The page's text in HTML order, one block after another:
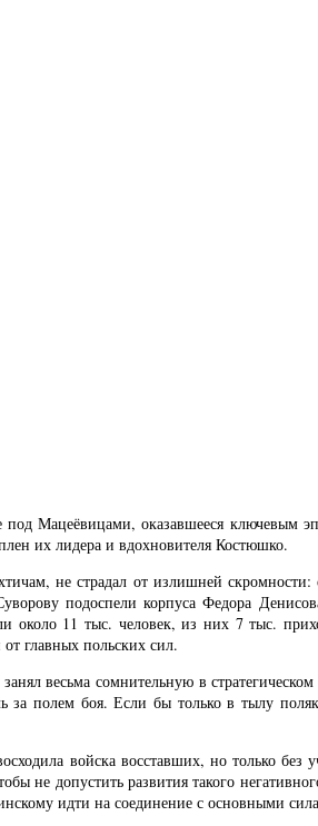
под Мацеёвицами, оказавшееся
их лидера и вдохновителя Костюшко.
не страдал от излишней
подоспели корпуса Федора
около 11 тыс. человек, из них 7 тыс.
главных польских сил.
весьма сомнительную в
за полем боя. Если бы только в тылу
войска восставших, но только
не допустить развития такого
идти на соединение с основными